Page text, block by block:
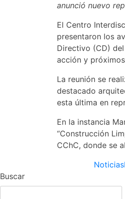
anunció nuevo
El Centro
presentaron los
Directivo (CD)
acción y
La reunión se
destacado
esta última en
En la instancia
“Construcción
CChC, donde se
Noticias
Buscar